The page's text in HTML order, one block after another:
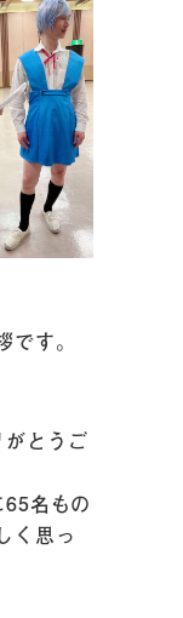
す。
とうご
名もの
く思っ